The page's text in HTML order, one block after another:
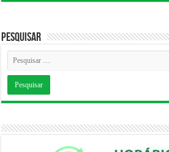
Pesquisar